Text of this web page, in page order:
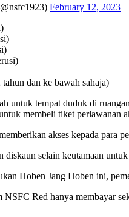
February 12, 2023
dan ke bawah sahaja)
untuk tempat duduk di
membeli tiket perlawanan
akses kepada para
diskaun selain keutamaan
Hoben Jang Hoben ini,
NSFC Red hanya membayar